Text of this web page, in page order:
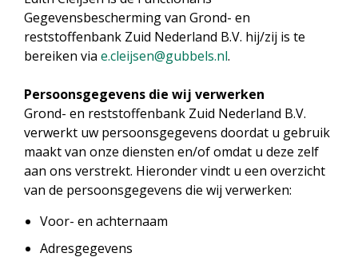
Gegevensbescherming van Grond- en
reststoffenbank Zuid Nederland B.V. hij/zij is te
bereiken via e.cleijsen@gubbels.nl.
Persoonsgegevens die wij verwerken
Grond- en reststoffenbank Zuid Nederland B.V.
verwerkt uw persoonsgegevens doordat u gebruik
maakt van onze diensten en/of omdat u deze zelf
aan ons verstrekt. Hieronder vindt u een overzicht
van de persoonsgegevens die wij verwerken:
Voor- en achternaam
Adresgegevens